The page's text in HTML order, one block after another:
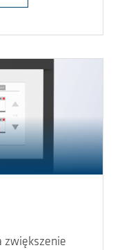
zwiększenie